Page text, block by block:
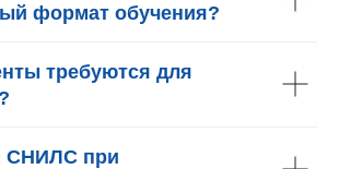
формат обучения?
требуются для
СНИЛС при